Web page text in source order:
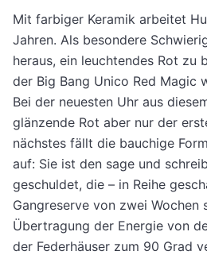
Mit farbiger Keramik arbeitet
Jahren. Als besondere
heraus, ein leuchtendes Rot zu
der Big Bang Unico Red Magic
Bei der neuesten Uhr aus
glänzende Rot aber nur der
nächstes fällt die bauchige
auf: Sie ist den sage und
geschuldet, die – in Reihe
Gangreserve von zwei Wochen
Übertragung der Energie von
der Federhäuser zum 90 Grad